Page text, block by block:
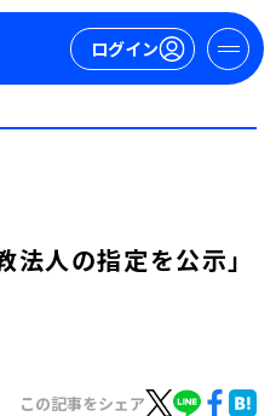
ログイン
法人の指定を公示」
この記事をシェア